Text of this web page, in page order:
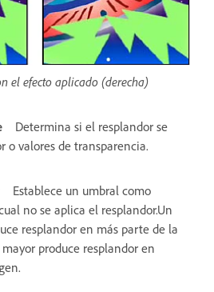
el efecto aplicado (derecha)
Determina si el resplandor se
o valores de transparencia.
Establece un umbral como
no se aplica el resplandor.Un
resplandor en más parte de la
produce resplandor en